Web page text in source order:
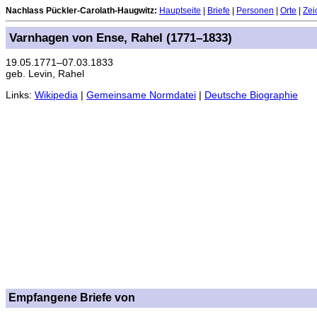
Nachlass Pückler-Carolath-Haugwitz: Hauptseite Briefe Personen Orte
Varnhagen von Ense, Rahel (1771–1833)
19.05.1771–07.03.1833
geb. Levin, Rahel
Links: Wikipedia | Gemeinsame Normdatei | Deutsche Biographie
Empfangene Briefe von